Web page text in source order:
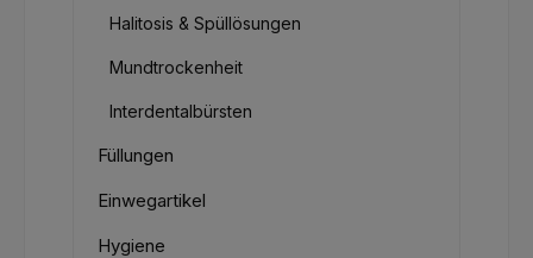
Halitosis & Spüllösungen
Mundtrockenheit
Interdentalbürsten
Füllungen
Einwegartikel
Hygiene